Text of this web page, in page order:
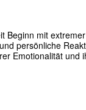
Beginn mit
persönliche
Emotionalität und